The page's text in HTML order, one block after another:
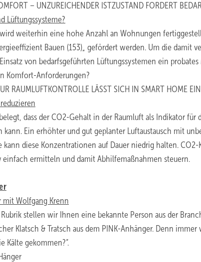
– UNZUREICHENDER ISTZUSTAND FORDERT
Lüftungssysteme?
weiterhin eine hohe Anzahl an Wohnungen
Bauen (153)„ gefördert werden. Um die
von bedarfsgeführten Lüftungssystemen ein
Komfort-Anforderungen?
RAUMLUFTKONTROLLE LÄSST SICH IN SMART HOME
dass der CO2-Gehalt in der Raumluft als Indikator
kann. Ein erhöhter und gut geplanter Luftaustausch mit
diese Konzentrationen auf Dauer niedrig halten.
einfach ermitteln und damit Abhilfemaßnahmen steuern.
mit Wolfgang Krenn
Rubrik stellen wir Ihnen eine bekannte Person aus der
Klatsch & Tratsch aus dem PINK-Anhänger. Denn
Kälte gekommen?“.